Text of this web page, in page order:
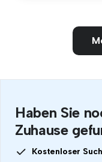
Haben Sie
Zuhause
Kostenloser